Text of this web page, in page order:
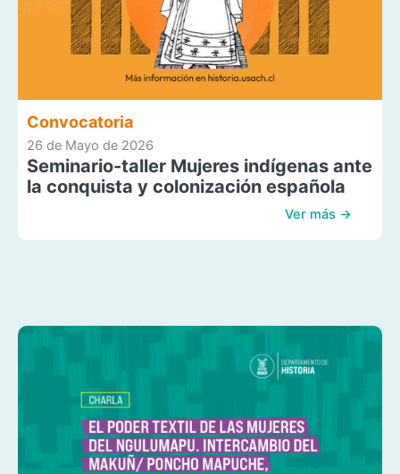
Convocatoria
26 de Mayo de 2026
Seminario-taller Mujeres indígenas ante
la conquista y colonización española
Ver más →